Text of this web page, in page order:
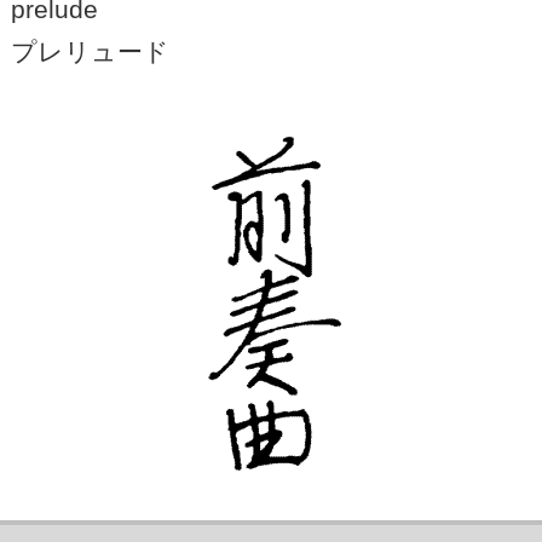
prelude
プレリュード